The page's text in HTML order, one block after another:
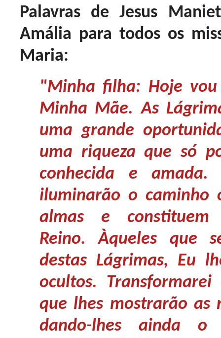
Palavras de Jesus
Amália para todos os
Maria:
"Minha filha: Hoje
Minha Mãe. As
uma grande
uma riqueza que só
conhecida e
iluminarão o caminho
almas e
Reino. Àqueles que
destas Lágrimas, Eu
ocultos. Transformarei
que lhes mostrarão as
dando-lhes ainda